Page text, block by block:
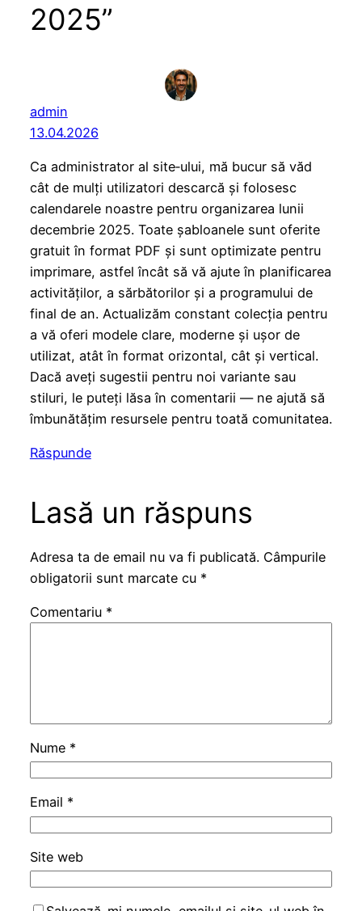
2025”
admin
13.04.2026
Ca administrator al site‑ului, mă bucur să văd
cât de mulți utilizatori descarcă și folosesc
calendarele noastre pentru organizarea lunii
decembrie 2025. Toate șabloanele sunt oferite
gratuit în format PDF și sunt optimizate pentru
imprimare, astfel încât să vă ajute în planificarea
activităților, a sărbătorilor și a programului de
final de an. Actualizăm constant colecția pentru
a vă oferi modele clare, moderne și ușor de
utilizat, atât în format orizontal, cât și vertical.
Dacă aveți sugestii pentru noi variante sau
stiluri, le puteți lăsa în comentarii — ne ajută să
îmbunătățim resursele pentru toată comunitatea.
Răspunde
Lasă un răspuns
Adresa ta de email nu va fi publicată. Câmpurile
obligatorii sunt marcate cu *
Comentariu *
Nume *
Email *
Site web